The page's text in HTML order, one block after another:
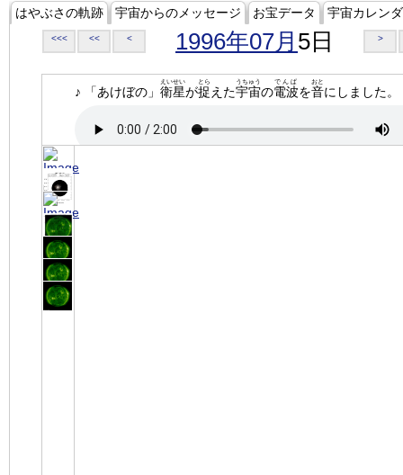
はやぶさの軌跡 宇宙からのメッセージ お宝データ 宇宙カレン
<<< << < 1996年07月 5日 >
♪ 「あけぼの」 衛星
えいせい
が捉
とら
えた宇宙
うちゅう
の電波
でんぱ
を音
おと
にしました。